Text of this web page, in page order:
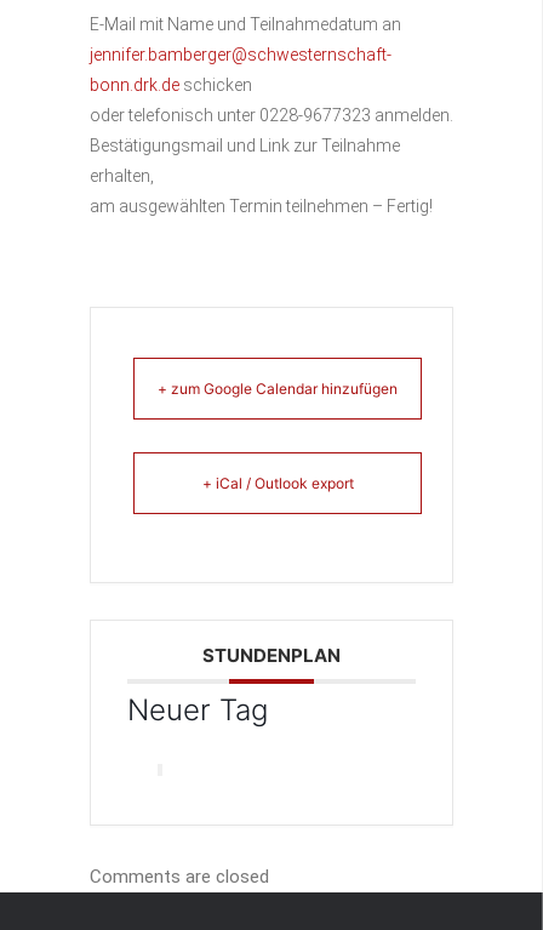
E-Mail mit Name und Teilnahmedatum an
jennifer.bamberger@schwesternschaft-
bonn.drk.de schicken
oder telefonisch unter 0228-9677323 anmelden.
Bestätigungsmail und Link zur Teilnahme
erhalten,
am ausgewählten Termin teilnehmen – Fertig!
+ zum Google Calendar hinzufügen
+ iCal / Outlook export
STUNDENPLAN
Neuer Tag
Comments are closed